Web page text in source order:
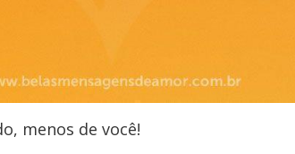
menos de você!